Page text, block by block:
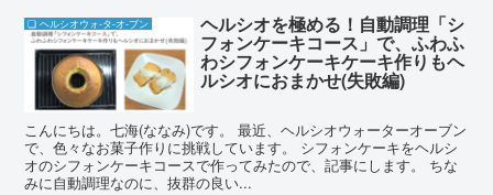
❏ ヘルシオウォ-タ-オ-ブン ヘルシオを極める！自動調理「シ
フォンケーキコース」で、ふわふ
わシフォンケーキケーキ作りもヘ
ルシオにおまかせ(失敗編)
こんにちは。七海(ななみ)です。 最近、ヘルシオウォーターオーブン
で、色々なお菓子作りに挑戦しています。 シフォンケーキをヘルシ
オのシフォンケーキコースで作ってみたので、記事にします。 ちな
みに自動調理なのに、抜群の良い...